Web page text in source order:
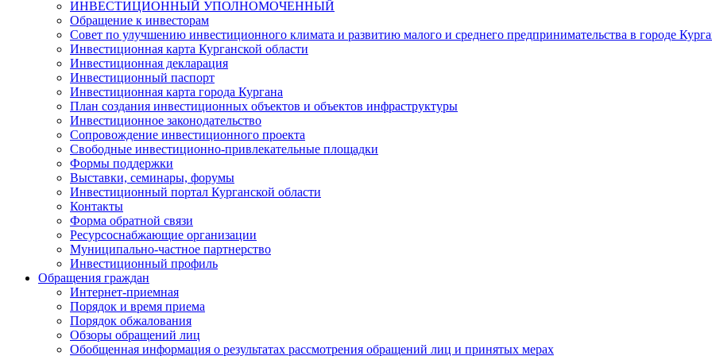
ИНВЕСТИЦИОННЫЙ УПОЛНОМОЧЕННЫЙ
Обращение к инвесторам
Совет по улучшению инвестиционного климата и развитию малого и среднего предпринимательства в городе
Инвестиционная карта Курганской области
Инвестиционная декларация
Инвестиционный паспорт
Инвестиционная карта города Кургана
План создания инвестиционных объектов и объектов инфраструктуры
Инвестиционное законодательство
Сопровождение инвестиционного проекта
Свободные инвестиционно-привлекательные площадки
Формы поддержки
Выставки, семинары, форумы
Инвестиционный портал Курганской области
Контакты
Форма обратной связи
Ресурсоснабжающие организации
Муниципально-частное партнерство
Инвестиционный профиль
Обращения граждан
Интернет-приемная
Порядок и время приема
Порядок обжалования
Обзоры обращений лиц
Обобщенная информация о результатах рассмотрения обращений лиц и принятых мерах